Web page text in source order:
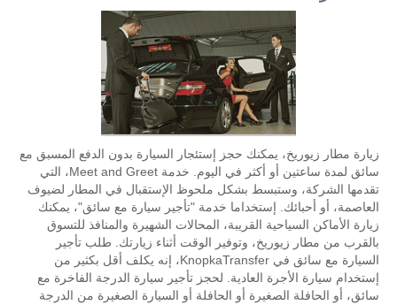
زيارة مطار زيوريخ، يمكنك حجز إستئجار السيارة بدون الدفع المسبق مع
سائق لمدة ساعتين أو أكثر في اليوم. خدمة Meet and Greet، التي
تقدمها الشركة، وستبسط بشكل ملحوظ الإستقبال في المطار لضيوف
العاصمة، أو أحبائك. إستخداما خدمة "تأجير سيارة مع سائق"، يمكنك
زيارة الأماكن السياحية القريبة، المحالات الشهيرة والمنافذ للتسوق
بالقرب من مطار زيوريخ، وتوفير الوقت أثناء زيارتك. طلب تأجير
السيارة مع سائق في KnopkaTransfer، إنه يكلف أقل بكثير من
إستخدام سيارة الأجرة العادية. لحجز تأجير سيارة الدرجة الفاخرة مع
سائق، أو الحافلة الصغيرة أو الحافلة أو السيارة الصغيرة من الدرجة